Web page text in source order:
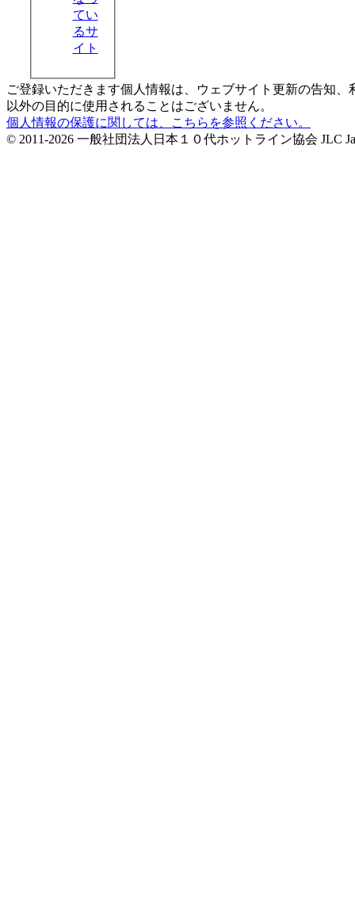
てい
るサ
イト
ご登録いただきます個人情報は、ウェブサイト更新の告知
以外の目的に使用されることはございません。
個人情報の保護に関しては、こちらを参照ください。
© 2011-2026 一般社団法人日本１０代ホットライン協会 JLC